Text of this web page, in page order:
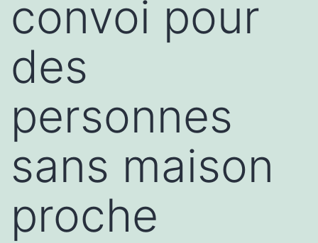
convoi pour
des
personnes
sans maison
proche